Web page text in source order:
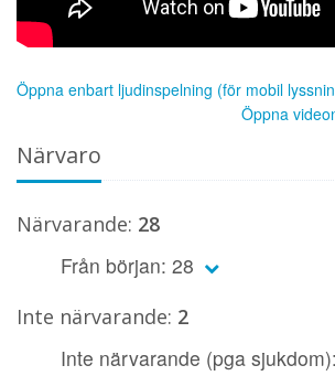
Öppna enbart ljudinspelning (för mobil
Öppna
Närvaro
Närvarande: 28
Från början: 28
Inte närvarande: 2
Inte närvarande (pga